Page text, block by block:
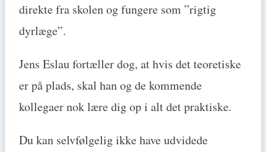
direkte fra skolen og fungere som ”rigtig
dyrlæge”.
Jens Eslau fortæller dog, at hvis det teoretiske
er på plads, skal han og de kommende
kollegaer nok lære dig op i alt det praktiske.
Du kan selvfølgelig ikke have udvidede